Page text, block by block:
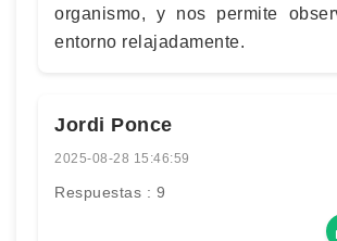
organismo, y nos permite
entorno relajadamente.
Jordi Ponce
2025-08-28 15:46:59
Respuestas : 9